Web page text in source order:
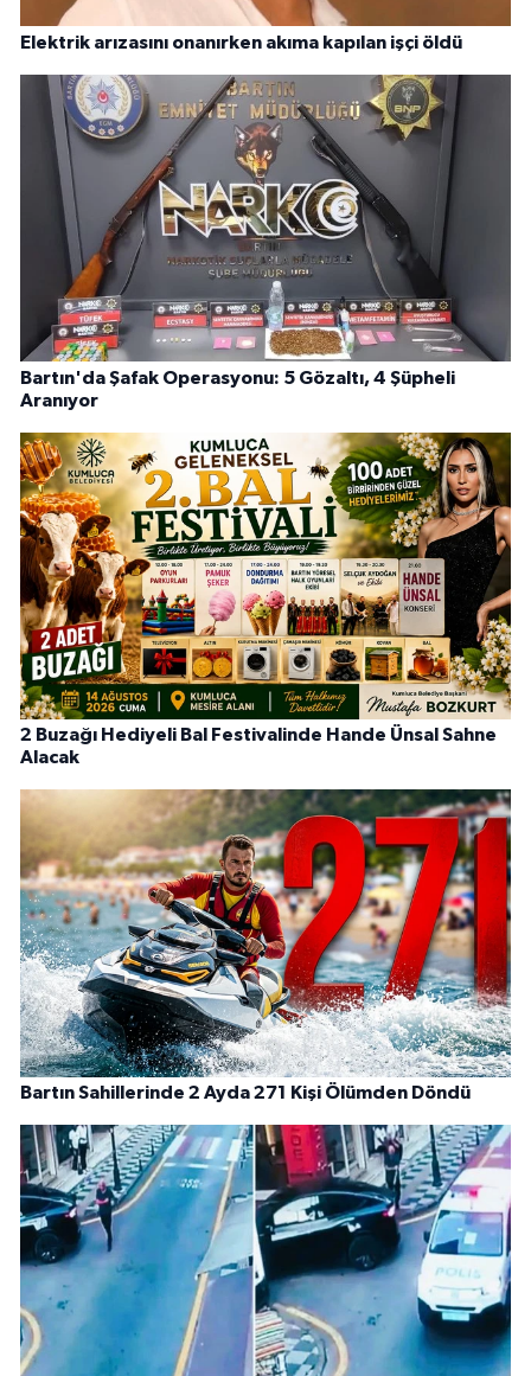
Elektrik arızasını onanırken akıma kapılan işçi öldü
Bartın'da Şafak Operasyonu: 5 Gözaltı, 4 Şüpheli
Aranıyor
2 Buzağı Hediyeli Bal Festivalinde Hande Ünsal Sahne
Alacak
Bartın Sahillerinde 2 Ayda 271 Kişi Ölümden Döndü